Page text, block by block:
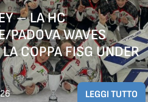
– LA HC
PADOVA WAVES
COPPA FISG UNDER
LEGGI TUTTO